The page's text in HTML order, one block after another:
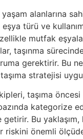
alanlarına
türü ve
mutfak
taşınma
gerektirir. Bu
stratejisi
taşıma öncesi
kategorize
Bu yaklaşım,
riskini önemli